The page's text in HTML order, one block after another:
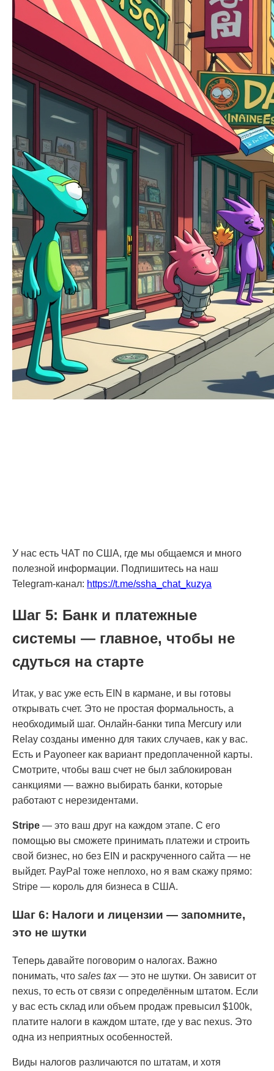
У нас есть ЧАТ по США, где мы общаемся и много
полезной информации. Подпишитесь на наш
Telegram-канал: https://t.me/ssha_chat_kuzya
Шаг 5: Банк и платежные
системы — главное, чтобы не
сдуться на старте
Итак, у вас уже есть EIN в кармане, и вы готовы
открывать счет. Это не простая формальность, а
необходимый шаг. Онлайн-банки типа Mercury или
Relay созданы именно для таких случаев, как у вас.
Есть и Payoneer как вариант предоплаченной карты.
Смотрите, чтобы ваш счет не был заблокирован
санкциями — важно выбирать банки, которые
работают с нерезидентами.
Stripe — это ваш друг на каждом этапе. С его
помощью вы сможете принимать платежи и строить
свой бизнес, но без EIN и раскрученного сайта — не
выйдет. PayPal тоже неплохо, но я вам скажу прямо:
Stripe — король для бизнеса в США.
Шаг 6: Налоги и лицензии — запомните,
это не шутки
Теперь давайте поговорим о налогах. Важно
понимать, что sales tax— это не шутки. Он зависит от
nexus, то есть от связи с определённым штатом. Если
у вас есть склад или объем продаж превысил $100k,
платите налоги в каждом штате, где у вас nexus. Это
одна из неприятных особенностей.
Виды налогов различаются по штатам, и хотя